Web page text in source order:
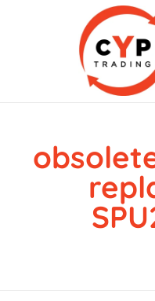
CYP Trading
Professionelle Ersatzteilbeschaffung